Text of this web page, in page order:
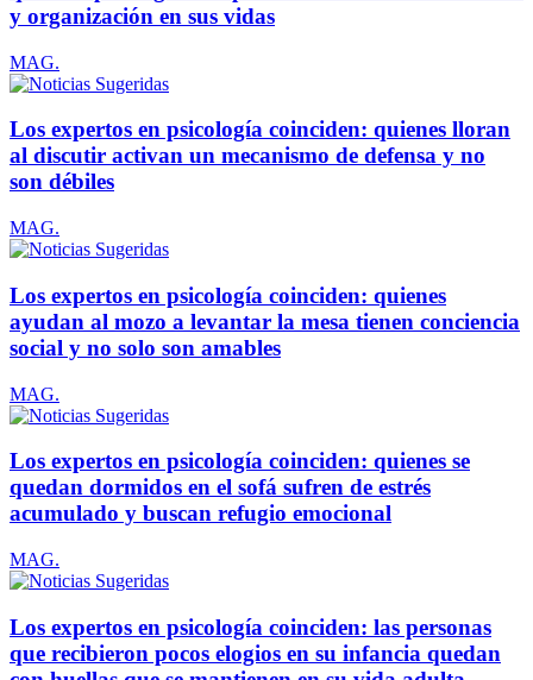
y organización en sus vidas
MAG.
Los expertos en psicología coinciden: quienes lloran
al discutir activan un mecanismo de defensa y no
son débiles
MAG.
Los expertos en psicología coinciden: quienes
ayudan al mozo a levantar la mesa tienen conciencia
social y no solo son amables
MAG.
Los expertos en psicología coinciden: quienes se
quedan dormidos en el sofá sufren de estrés
acumulado y buscan refugio emocional
MAG.
Los expertos en psicología coinciden: las personas
que recibieron pocos elogios en su infancia quedan